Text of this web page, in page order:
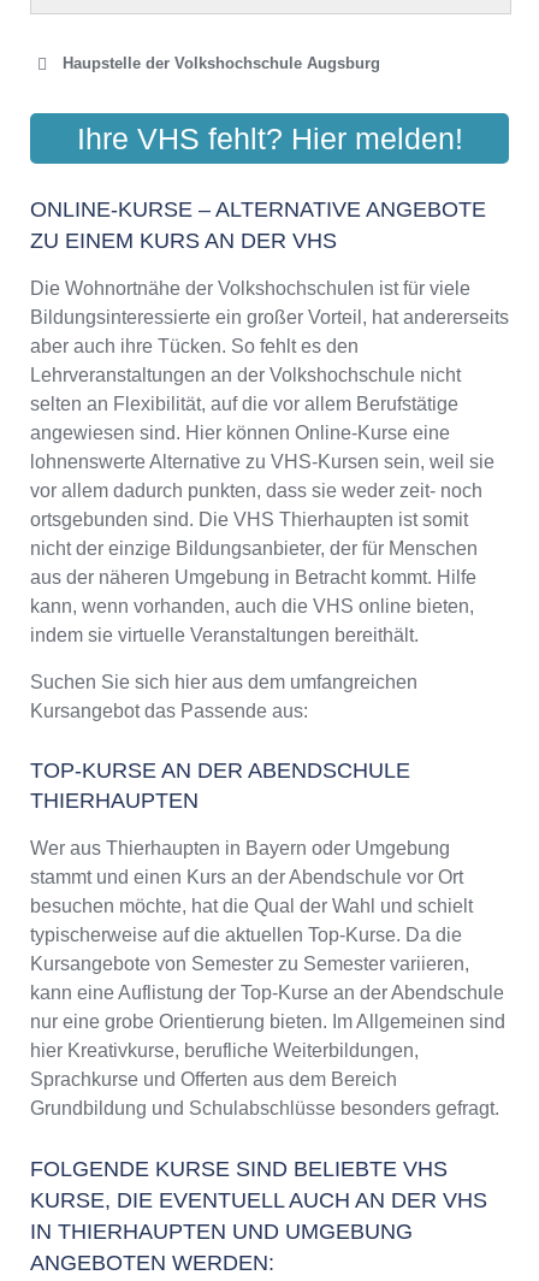
Haupstelle der Volkshochschule Augsburg
VOLKSHOCHSCHULE
AUGSBURG STADT
Aktualisiert: August 2021
VOLKSHOCHSCHULE
AUGSBURGER LAND E. V.
Holbeinstraße 12, 86150 Augsburg
Aktualisiert: August 2021
Ihre VHS fehlt? Hier melden!
ONLINE-KURSE – ALTERNATIVE ANGEBOTE
ZU EINEM KURS AN DER VHS
Die Wohnortnähe der Volkshochschulen ist für viele
Bildungsinteressierte ein großer Vorteil, hat andererseits
aber auch ihre Tücken. So fehlt es den
Lehrveranstaltungen an der Volkshochschule nicht
selten an Flexibilität, auf die vor allem Berufstätige
angewiesen sind. Hier können Online-Kurse eine
lohnenswerte Alternative zu VHS-Kursen sein, weil sie
vor allem dadurch punkten, dass sie weder zeit- noch
ortsgebunden sind. Die VHS Thierhaupten ist somit
nicht der einzige Bildungsanbieter, der für Menschen
aus der näheren Umgebung in Betracht kommt. Hilfe
kann, wenn vorhanden, auch die VHS online bieten,
indem sie virtuelle Veranstaltungen bereithält.
Suchen Sie sich hier aus dem umfangreichen
Kursangebot das Passende aus:
TOP-KURSE AN DER ABENDSCHULE
THIERHAUPTEN
Wer aus Thierhaupten in Bayern oder Umgebung
stammt und einen Kurs an der Abendschule vor Ort
besuchen möchte, hat die Qual der Wahl und schielt
typischerweise auf die aktuellen Top-Kurse. Da die
Kursangebote von Semester zu Semester variieren,
kann eine Auflistung der Top-Kurse an der Abendschule
nur eine grobe Orientierung bieten. Im Allgemeinen sind
hier Kreativkurse, berufliche Weiterbildungen,
Sprachkurse und Offerten aus dem Bereich
Grundbildung und Schulabschlüsse besonders gefragt.
FOLGENDE KURSE SIND BELIEBTE VHS
KURSE, DIE EVENTUELL AUCH AN DER VHS
IN THIERHAUPTEN UND UMGEBUNG
ANGEBOTEN WERDEN: